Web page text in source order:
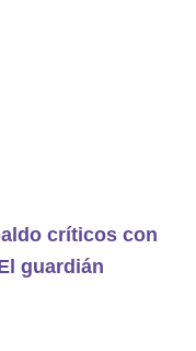
críticos con
guardián